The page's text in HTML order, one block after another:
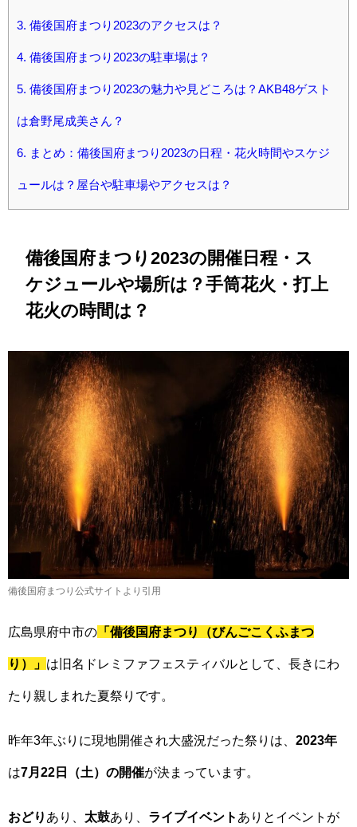
3. 備後国府まつり2023のアクセスは？
4. 備後国府まつり2023の駐車場は？
5. 備後国府まつり2023の魅力や見どころは？AKB48ゲスト
は倉野尾成美さん？
6. まとめ：備後国府まつり2023の日程・花火時間やスケジ
ュールは？屋台や駐車場やアクセスは？
備後国府まつり2023の開催日程・ス
ケジュールや場所は？手筒花火・打上
花火の時間は？
備後国府まつり公式サイトより引用
広島県府中市の 「備後国府まつり（びんごこくふまつ
り）」 は旧名ドレミファフェスティバルとして、長きにわ
たり親しまれた夏祭りです。
昨年3年ぶりに現地開催され大盛況だった祭りは、 2023年
は7月22日（土）の開催が決まっています。
おどり あり、 太鼓あり、 ライブイベント ありとイベントが